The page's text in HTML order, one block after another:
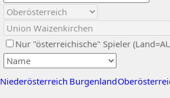
Nur "österreichische" Spieler
Niederösterreich Burgenland